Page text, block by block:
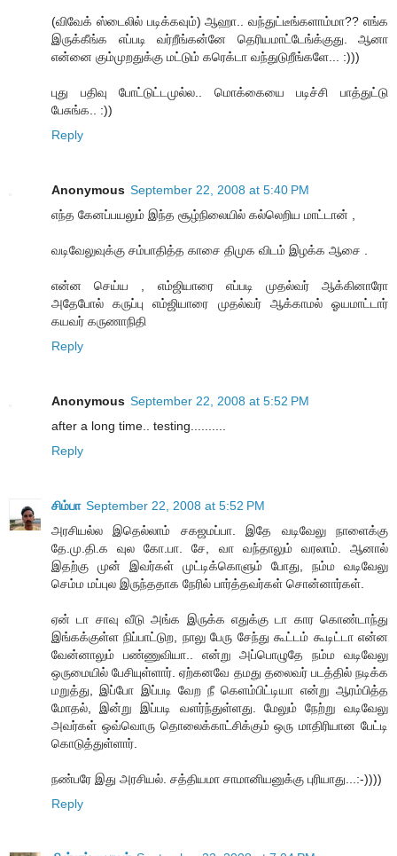
(விவேக் ஸ்டைலில் படிக்கவும்) ஆஹா.. வந்துட்டீங்களாம்மா?? எங்க
இருக்கீங்க எப்படி வர்றீங்கன்னே தெரியமாட்டேங்க்குது. ஆனா
என்னை கும்முறதுக்கு மட்டும் கரெக்டா வந்துடுறீங்களே... :)))
புது பதிவு போட்டுட்டமுல்ல.. மொக்கையை படிச்சி பாத்துட்டு
பேசுங்க.. :))
Reply
Anonymous September 22, 2008 at 5:40 PM
எந்த கேனப்பயலும் இந்த சூழ்நிலையில் கல்லெறிய மாட்டான் ,
வடிவேலுவுக்கு சம்பாதித்த காசை திமுக விடம் இழக்க ஆசை .
என்ன செய்ய , எம்ஜியாரை எப்படி முதல்வர் ஆக்கினாரோ
அதேபோல் கருப்பு எம்ஜியாரை முதல்வர் ஆக்காமல் ஓயமாட்டார்
கயவர் கருணாநிதி
Reply
Anonymous September 22, 2008 at 5:52 PM
after a long time.. testing..........
Reply
சிம்பா September 22, 2008 at 5:52 PM
அரசியல்ல இதெல்லாம் சகஜமப்பா. இதே வடிவேலு நாளைக்கு
தே.மு.தி.க வுல கோ.பா. சே, வா வந்தாலும் வரலாம். ஆனால்
இதற்கு முன் இவர்கள் முட்டிக்கொளும் போது, நம்ம வடிவேலு
செம்ம மப்புல இருந்ததாக நேரில் பார்த்தவர்கள் சொன்னார்கள்.
ஏன் டா சாவு வீடு அங்க இருக்க எதுக்கு டா கார கொண்டாந்து
இங்கக்குள்ள நிப்பாட்டுற, நாலு பேரு சேந்து கூட்டம் கூடிட்டா என்ன
வேன்னாலும் பண்ணுவியா.. என்று அப்பொழுதே நம்ம வடிவேலு
ஒருமையில் பேசியுள்ளார். ஏற்கனவே தமது தலைவர் படத்தில் நடிக்க
மறுத்து, இப்போ இப்படி வேற நீ கெளம்பிட்டியா என்று ஆரம்பித்த
மோதல், இன்று இப்படி வளர்ந்துள்ளது. மேலும் நேற்று வடிவேலு
அவர்கள் ஒவ்வொரு தொலைக்காட்சிக்கும் ஒரு மாதிரியான பேட்டி
கொடுத்துள்ளார்.
நண்பரே இது அரசியல். சத்தியமா சாமானியனுக்கு புரியாது...:-))))
Reply